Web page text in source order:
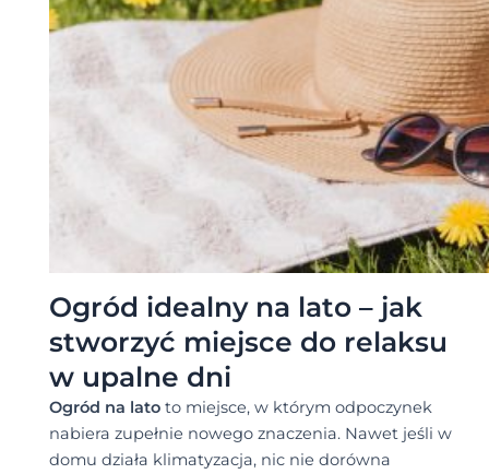
Ogród idealny na lato – jak
stworzyć miejsce do relaksu
w upalne dni
Ogród na latoto miejsce, w którym odpoczynek
nabiera zupełnie nowego znaczenia. Nawet jeśli w
domu działa klimatyzacja, nic nie dorówna